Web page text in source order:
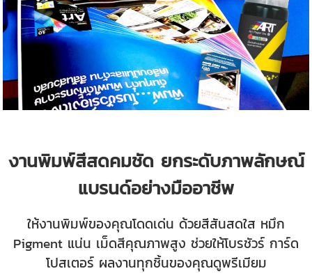
งานพิมพ์สีสดคมชัด ยกระดับภาพลักษณ์
แบรนด์อย่างมืออาชีพ
ให้งานพิมพ์ของคุณโดดเด่น ด้วยสีสันสดใส หมึก
Pigment แน่น เม็ดสีคุณภาพสูง ช่วยให้โบรชัวร์ การ์ด
โปสเตอร์ ผลงานทุกชิ้นของคุณดูพรีเมียม